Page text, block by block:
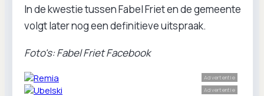
In de kwestie tussen Fabel Friet en de gemeente
volgt later nog een definitieve uitspraak.
Foto's: Fabel Friet Facebook
Advertentie
Advertentie